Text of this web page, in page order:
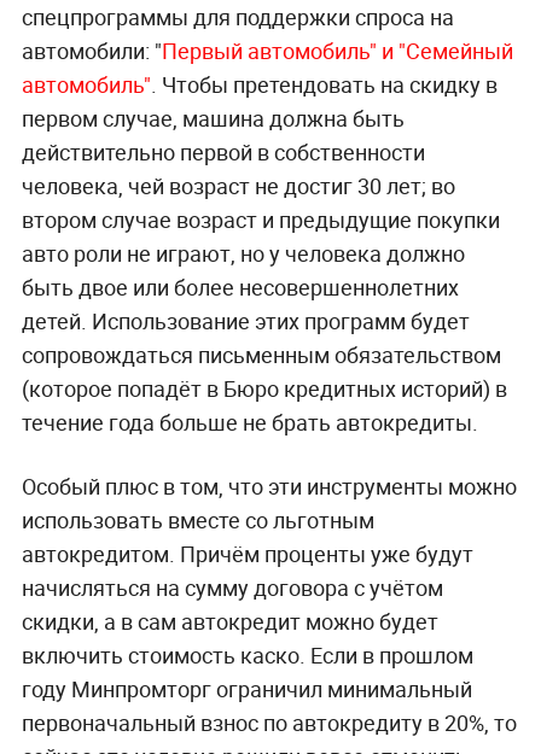
спецпрограммы для поддержки спроса на
автомобили: "Первый автомобиль" и "Семейный
автомобиль". Чтобы претендовать на скидку в
первом случае, машина должна быть
действительно первой в собственности
человека, чей возраст не достиг 30 лет; во
втором случае возраст и предыдущие покупки
авто роли не играют, но у человека должно
быть двое или более несовершеннолетних
детей. Использование этих программ будет
сопровождаться письменным обязательством
(которое попадёт в Бюро кредитных историй) в
течение года больше не брать автокредиты.
Особый плюс в том, что эти инструменты можно
использовать вместе со льготным
автокредитом. Причём проценты уже будут
начисляться на сумму договора с учётом
скидки, а в сам автокредит можно будет
включить стоимость каско. Если в прошлом
году Минпромторг ограничил минимальный
первоначальный взнос по автокредиту в 20%, то